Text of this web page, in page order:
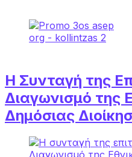
Η Συνταγή της
Διαγωνισμό της
Δημόσιας